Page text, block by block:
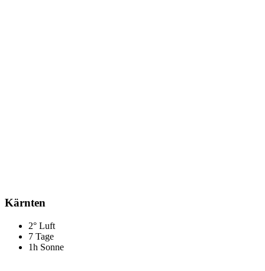
Kärnten
2° Luft
7 Tage
1h Sonne